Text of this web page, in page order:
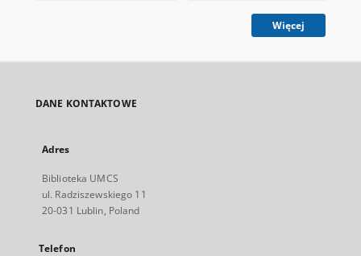
Więcej
DANE KONTAKTOWE
Adres
Biblioteka UMCS
ul. Radziszewskiego 11
20-031 Lublin, Poland
Telefon